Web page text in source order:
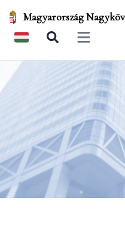
Magyarország
Open main